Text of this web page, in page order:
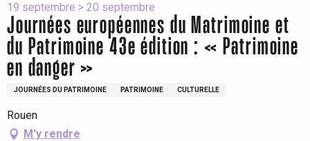
19 septembre > 20 septembre
Journées européennes du Matrimoine et
du Patrimoine 43e édition : « Patrimoine
en danger »
JOURNÉES DU PATRIMOINE PATRIMOINE CULTURELLE
Rouen
M'y rendre